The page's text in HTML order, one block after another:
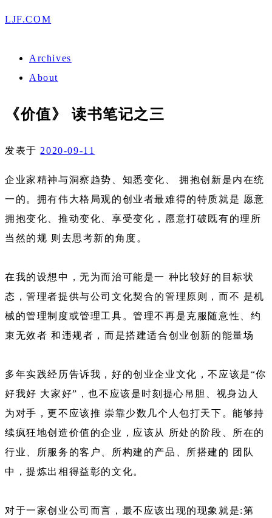
LJF.COM
Archives
About
《价值》 读书笔记之三
发表于 2020-09-11
企业家精神与洞察趋势、知悉变化、 拥抱创新是内在统
一的。拥有伟大格局观的创业者最难得的特质就是 愿意
拥抱变化、推动变化、享受变化，愿意打破既有的理所
当然的规 则去思考新的角度。
在我的设想中，无为而治可能是一 种比较好的目标状
态，管理者提供与公司文化契合的管理原则，而不 是机
械的管理制度或管理工具。管理不再是克服随意性、约
束无效者 和违规者，而是搭建适合创业创新的能量场
多年实践经历告诉我，好的创业企业文化，不应该是“你
好我好 大家好”，也不应该是时刻提心吊胆、视身边人
为对手，更不应该推 崇靠少数几个人包打天下。能够持
续疯狂地创造价值的企业，应该从 所处的阶段、所在的
行业、所服务的客户、所构建的产品、所搭建的 团队
中，提炼出相得益彰的文化。
对于一家创业公司而言，最不应该出现的现象就是:第